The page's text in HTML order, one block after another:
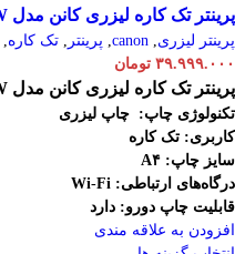
پرینتر تک کاره لیزری کانن مدل LBP6230W
پرینتر لیزری,
canon
, پرینتر , تک کاره,
۳۹.۹۹۹.۰۰۰ تومان
پرینتر تک کاره لیزری کانن مدل LBP6230DW
تکنولوژی چاپ: چاپ لیزری
کاربری: تک کاره
سایز چاپ: A۴
درگاه‌های ارتباطی:
Wi-Fi
قابلیت چاپ دورو: دارد
افزودن به علاقه مندی